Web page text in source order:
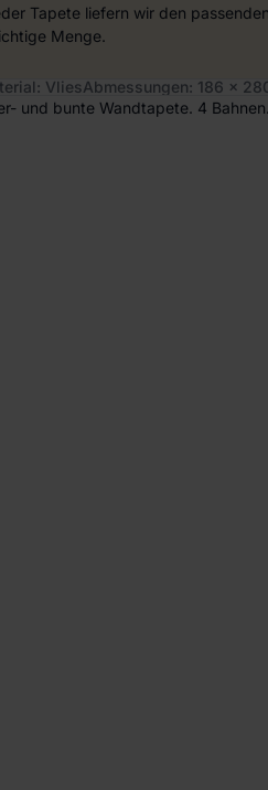
Tapete liefern wir den
Menge.
VliesAbmessungen: 186 x
und bunte Wandtapete. 4 Bahnen.